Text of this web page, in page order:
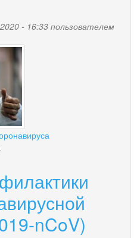
- 16:33 пользователем
nCoV)